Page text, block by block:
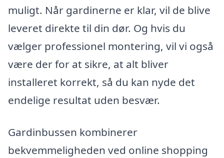
muligt. Når gardinerne er klar, vil de blive
leveret direkte til din dør. Og hvis du
vælger professionel montering, vil vi også
være der for at sikre, at alt bliver
installeret korrekt, så du kan nyde det
endelige resultat uden besvær.
Gardinbussen kombinerer
bekvemmeligheden ved online shopping